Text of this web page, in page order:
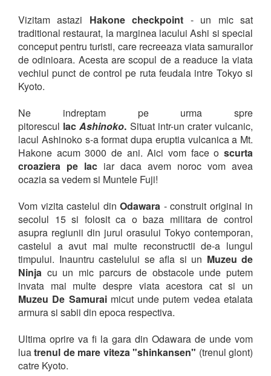
Vizitam astazi Hakone checkpoint - un mic sat
traditional restaurat, la marginea lacului Ashi si special
conceput pentru turisti, care recreeaza viata samurailor
de odinioara. Acesta are scopul de a readuce la viata
vechiul punct de control pe ruta feudala intre Tokyo si
Kyoto.
Ne indreptam pe urma spre
pitorescul lacAshinoko. Situat intr-un crater vulcanic,
lacul Ashinoko s-a format dupa eruptia vulcanica a Mt.
Hakone acum 3000 de ani. Aici vom face o scurta
croaziera pe lac iar daca avem noroc vom avea
ocazia sa vedem si Muntele Fuji!
Vom vizita castelul din Odawara - construit original in
secolul 15 si folosit ca o baza militara de control
asupra regiunii din jurul orasului Tokyo contemporan,
castelul a avut mai multe reconstructii de-a lungul
timpului. Inauntru castelului se afla si un Muzeu de
Ninja cu un mic parcurs de obstacole unde putem
invata mai multe despre viata acestora cat si un
Muzeu De Samuraimicut unde putem vedea etalata
armura si sabii din epoca respectiva.
Ultima oprire va fi la gara din Odawara de unde vom
luatrenul de mare viteza "shinkansen" (trenul glont)
catre Kyoto.